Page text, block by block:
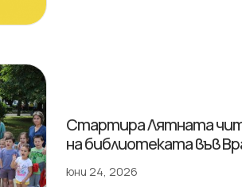
Стартира Лятната
на библиотеката във
юни 24, 2026